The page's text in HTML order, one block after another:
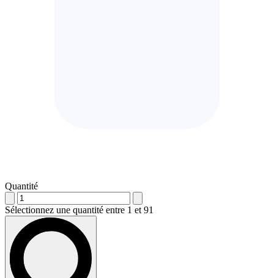
Quantité
Sélectionnez une quantité entre 1 et 91